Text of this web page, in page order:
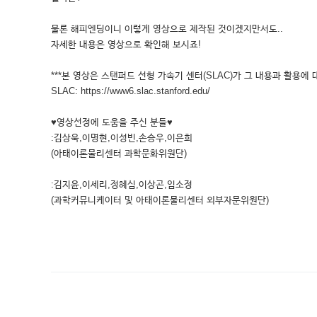
물론 해피엔딩이니 이렇게 영상으로 제작된 것이겠지만서도..
자세한 내용은 영상으로 확인해 보시죠!
***본 영상은 스탠퍼드 선형 가속기 센터(SLAC)가 그 내용과 활용에
SLAC: https://www6.slac.stanford.edu/
♥영상선정에 도움을 주신 분들♥
:김상욱,이명현,이성빈,손승우,이은희
(아태이론물리센터 과학문화위원단)
:김지윤,이세리,정혜심,이상곤,임소정
(과학커뮤니케이터 및 아태이론물리센터 외부자문위원단)